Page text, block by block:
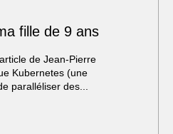
fille de 9 ans
de Jean-Pierre
Kubernetes (une
paralléliser des...